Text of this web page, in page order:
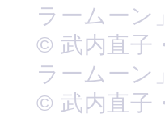
ラームーン
© 武内直子
ラームーン
© 武内直子